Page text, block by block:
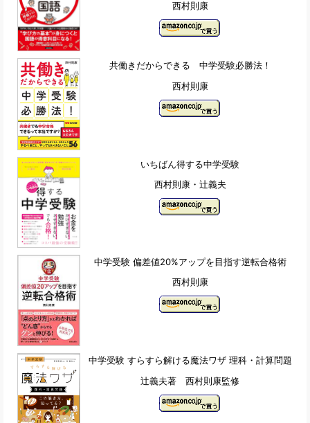
西村則康
共働きだからできる 中学受験必勝法！
西村則康
いちばん得する中学受験
西村則康・辻義夫
中学受験 偏差値20%アップを目指す逆転合格術
西村則康
中学受験 すらすら解ける魔法ワザ 理科・計算問題
辻義夫著 西村則康監修